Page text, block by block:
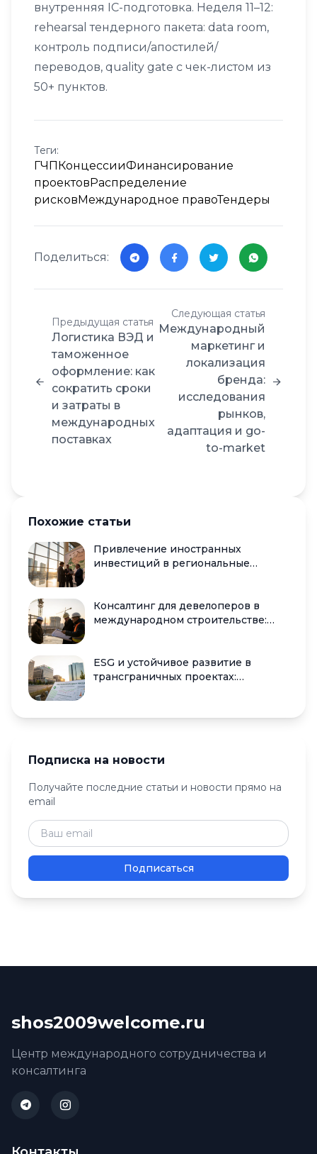
внутренняя IC-подготовка. Неделя 11–12:
rehearsal тендерного пакета: data room,
контроль подписи/апостилей/
переводов, quality gate с чек-листом из
50+ пунктов.
Теги:
ГЧПКонцессииФинансирование
проектовРаспределение
рисковМеждународное правоТендеры
Поделиться:
Предыдущая статья
Логистика ВЭД и
таможенное
оформление: как
сократить сроки
и затраты в
международных
поставках
Следующая статья
Международный
маркетинг и
локализация
бренда:
исследования
рынков,
адаптация и go-
to-market
Похожие статьи
Привлечение иностранных
инвестиций в региональные
Консалтинг для девелоперов в
международном строительстве:
ESG и устойчивое развитие в
трансграничных проектах:
Подписка на новости
Получайте последние статьи и новости прямо на
email
Подписаться
shos2009welcome.ru
Центр международного сотрудничества и
консалтинга